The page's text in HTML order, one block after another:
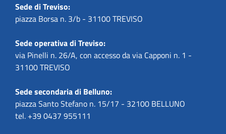
Sede di Treviso:
piazza Borsa n. 3/b - 31100 TREVISO
Sede operativa di Treviso:
via Pinelli n. 26/A, con accesso da via Capponi n. 1 -
31100 TREVISO
Sede secondaria di Belluno:
piazza Santo Stefano n. 15/17 - 32100 BELLUNO
tel. +39 0437 955111